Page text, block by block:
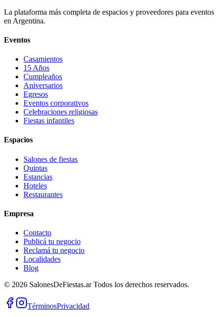
La plataforma más completa de espacios y proveedores para eventos
en Argentina.
Eventos
Casamientos
15 Años
Cumpleaños
Aniversarios
Egresos
Eventos corporativos
Celebraciones religiosas
Fiestas infantiles
Espacios
Salones de fiestas
Quintas
Estancias
Hoteles
Restaurantes
Empresa
Contacto
Publicá tu negocio
Reclamá tu negocio
Localidades
Blog
© 2026 SalonesDeFiestas.arTodos los derechos reservados.
TérminosPrivacidad